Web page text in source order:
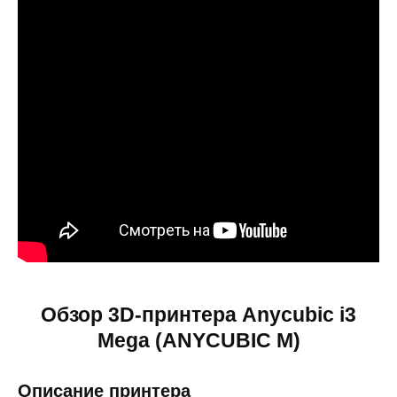
Обзор 3D-принтера Anycubic i3
Mega (ANYCUBIC M)
Описание принтера